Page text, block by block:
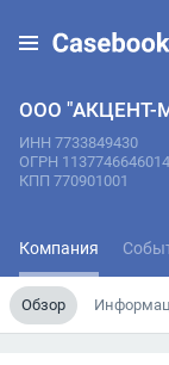
ООО "АКЦЕНТ-
ИНН 7733849430
ОГРН 1137746646014
КПП 770901001
Компания
Обзор